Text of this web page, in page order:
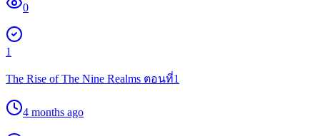
0
1
The Rise of The Nine Realms ตอนที่1
4 months ago